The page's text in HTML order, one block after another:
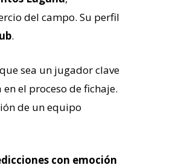
del campo. Su perfil
.
sea un jugador clave
el proceso de fichaje.
de un equipo
con emoción